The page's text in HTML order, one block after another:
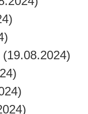
(19.08.2024)